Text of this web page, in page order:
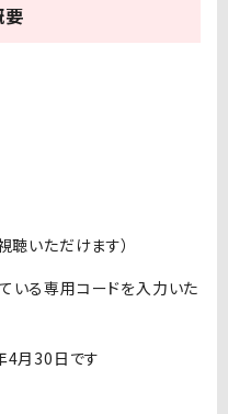
要
いただけます）
いる専用コードを入力いた
4月30日です